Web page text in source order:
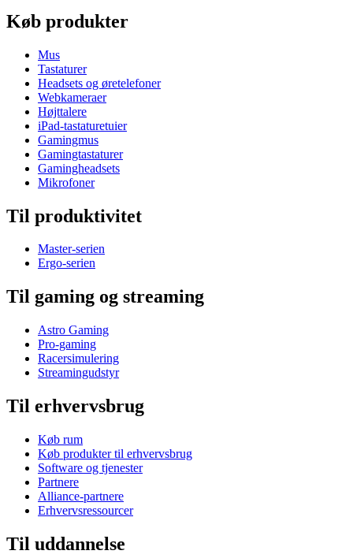
Køb produkter
Mus
Tastaturer
Headsets og øretelefoner
Webkameraer
Højttalere
iPad-tastaturetuier
Gamingmus
Gamingtastaturer
Gamingheadsets
Mikrofoner
Til produktivitet
Master-serien
Ergo-serien
Til gaming og streaming
Astro Gaming
Pro-gaming
Racersimulering
Streamingudstyr
Til erhvervsbrug
Køb rum
Køb produkter til erhvervsbrug
Software og tjenester
Partnere
Alliance-partnere
Erhvervsressourcer
Til uddannelse